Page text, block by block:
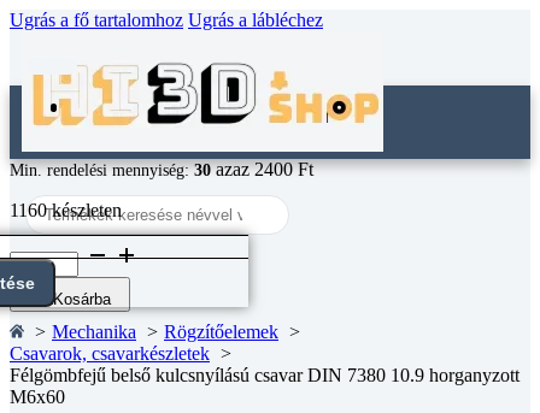
Ugrás a fő tartalomhoz Ugrás a lábléchez
Search
...
Min. rendelési mennyiség:30azaz 2400 Ft
1160 készleten
Félgömbfejű
belső
kulcsnyílású
csavar
DIN
7380
10.9
horganyzott
Kosárba
Mechanika
Rögzítőelemek
Csavarok, csavarkészletek
Félgömbfejű belső kulcsnyílású csavar DIN 7380 10.9 horganyzott
M6x60